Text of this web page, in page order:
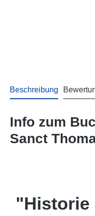
Beschreibung
Info zum
Sanct
"Historie